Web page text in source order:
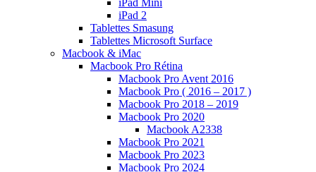
iPad 2
Tablettes Smasung
Tablettes Microsoft Surface
Macbook & iMac
Macbook Pro Rétina
Macbook Pro Avent 2016
Macbook Pro ( 2016 – 2017 )
Macbook Pro 2018 – 2019
Macbook Pro 2020
Macbook A2338
Macbook Pro 2021
Macbook Pro 2023
Macbook Pro 2024